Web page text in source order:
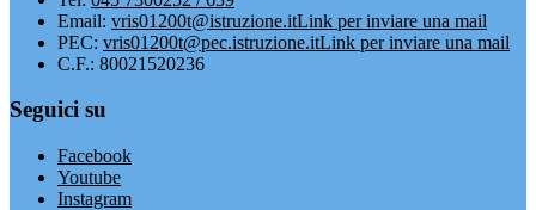
Email: vris01200t@istruzione.itLink per inviare una mail
PEC: vris01200t@pec.istruzione.itLink per inviare una mail
C.F.: 80021520236
Seguici su
Facebook
Youtube
Instagram